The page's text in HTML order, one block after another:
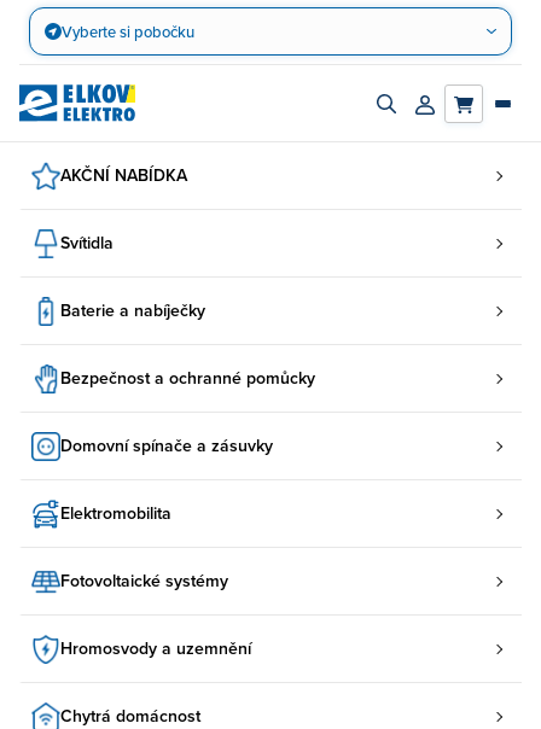
Přejít
obsah
Vyberte si pobočku
Zapnout/vypnout
Přihlásit/
AKČNÍ NABÍDKA
Svítidla
Baterie a nabíječky
Bezpečnost a ochranné pomůcky
Domovní spínače a zásuvky
Elektromobilita
Fotovoltaické systémy
Hromosvody a uzemnění
Chytrá domácnost